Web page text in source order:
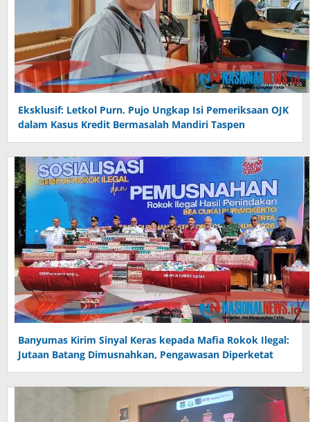
Eksklusif: Letkol Purn. Pujo Ungkap Isi Pemeriksaan OJK
dalam Kasus Kredit Bermasalah Mandiri Taspen
Banyumas Kirim Sinyal Keras kepada Mafia Rokok Ilegal:
Jutaan Batang Dimusnahkan, Pengawasan Diperketat